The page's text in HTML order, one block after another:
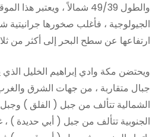
والطول 49/39 شمالاً ، ويعتبر
الجيولوجية ، فأغلب صخورها جرانيتية
ارتفاعها عن سطح البحر إلى أكثر من
ويحتضن مكة وادي إبراهيم الخليل
جبال متقاربة ، من جهات الشرق
الشمالية تتألف من جبل ( الفلق )
الجنوبية تتألف من جبل ( أبي حديدة )